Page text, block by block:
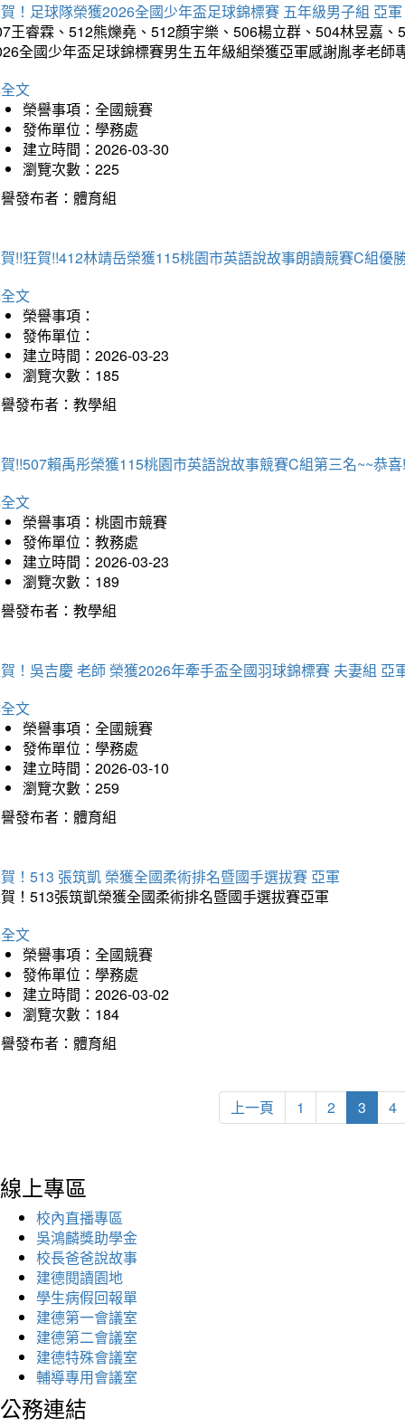
！足球隊榮獲2026全國少年盃足球錦標賽 五年級男子組 亞軍
王睿霖、512熊爍堯、512顏宇樂、506楊立群、504林昱嘉
全國少年盃足球錦標賽男生五年級組榮獲亞軍感謝胤孝老師
文
榮譽事項：全國競賽
發佈單位：學務處
建立時間：2026-03-30
瀏覽次數：225
發布者：體育組
!!狂賀!!412林靖岳榮獲115桃園市英語說故事朗讀競賽C組優
文
榮譽事項：
發佈單位：
建立時間：2026-03-23
瀏覽次數：185
發布者：教學組
!!507賴禹彤榮獲115桃園市英語說故事競賽C組第三名~~恭喜
文
榮譽事項：桃園市競賽
發佈單位：教務處
建立時間：2026-03-23
瀏覽次數：189
發布者：教學組
！吳吉慶 老師 榮獲2026年牽手盃全國羽球錦標賽 夫妻組 亞
文
榮譽事項：全國競賽
發佈單位：學務處
建立時間：2026-03-10
瀏覽次數：259
發布者：體育組
！513 張筑凱 榮獲全國柔術排名暨國手選拔賽 亞軍
！513張筑凱榮獲全國柔術排名暨國手選拔賽亞軍
文
榮譽事項：全國競賽
發佈單位：學務處
建立時間：2026-03-02
瀏覽次數：184
發布者：體育組
上一頁 1 2 3 4
線上專區
校內直播專區
吳鴻麟獎助學金
校長爸爸說故事
建德閱讀園地
學生病假回報單
建德第一會議室
建德第二會議室
建德特殊會議室
輔導專用會議室
公務連結